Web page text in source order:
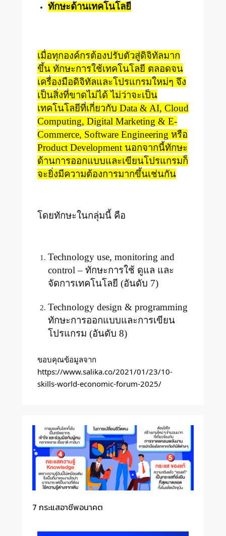
ทักษะด้านเทคโนโลยี
เมื่อทุกองค์กรต้องปรับตัวสู่ดิจิทัลมาก
ขึ้น ทักษะการใช้เทคโนโลยี ตลอดจน
เครื่องมือดิจิทัลและโปรแกรมใหม่ๆ จึง
เป็นสิ่งที่ขาดไม่ได้ ไม่ว่าจะเป็น
เทคโนโลยีที่เกี่ยวกับ Data & AI, Cloud
Computing, Digital Marketing & E-
Commerce, Software Engineering หรือ
Product Development นอกจากนี้ทักษะ
ด้านการออกแบบและเขียนโปรแกรมก็
จะยิ่งมีความต้องการมากขึ้นเช่นกัน
โดยทักษะในกลุ่มนี้ คือ
Technology use, monitoring and
control – ทักษะการใช้ ดูแล และ
จัดการเทคโนโลยี (อันดับ 7)
Technology design & programming
ทักษะการออกแบบและการเขียน
โปรแกรม (อันดับ 8)
ขอบคุณข้อมูลจาก
https://www.salika.co/2021/01/23/10-
skills-world-economic-forum-2025/
7 กระแสอาชีพอนาคต